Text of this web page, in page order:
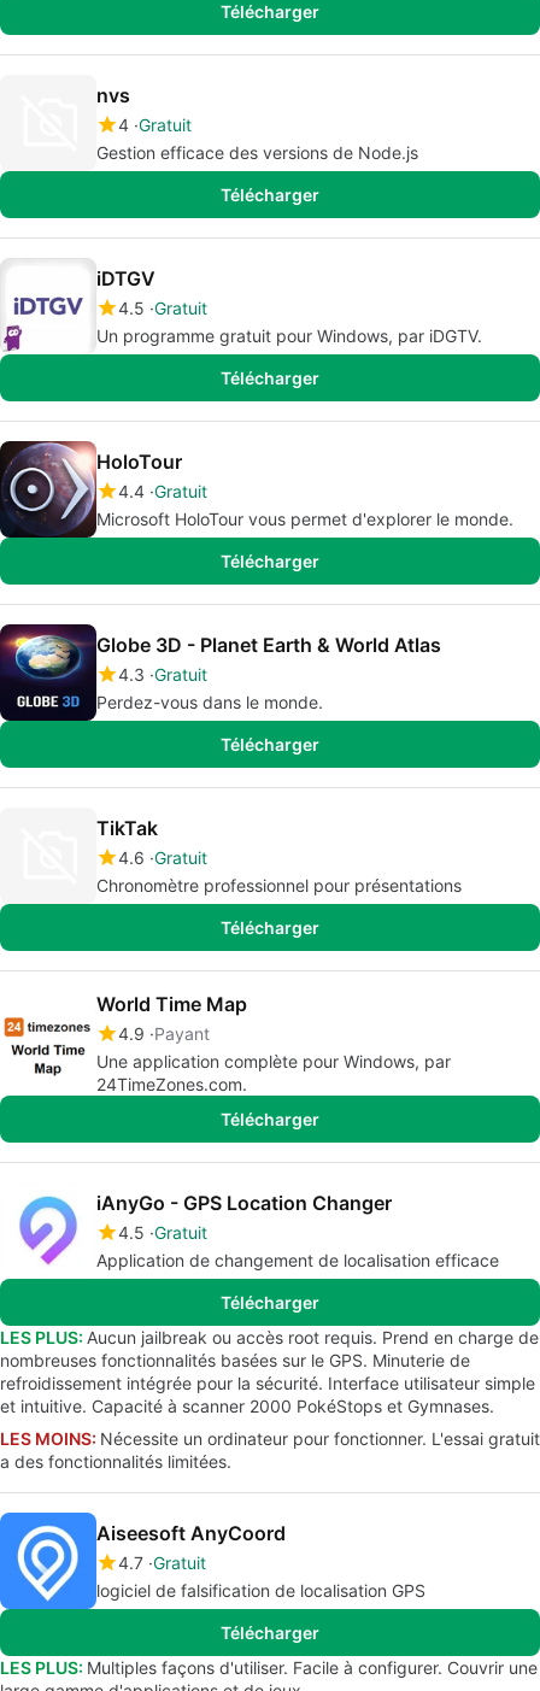
Télécharger
nvs
4 Gratuit
Gestion efficace des versions de Node.js
Télécharger
iDTGV
4.5 Gratuit
Un programme gratuit pour Windows, par iDGTV.
Télécharger
HoloTour
4.4 Gratuit
Microsoft HoloTour vous permet d'explorer le monde.
Télécharger
Globe 3D - Planet Earth & World Atlas
4.3 Gratuit
Perdez-vous dans le monde.
Télécharger
TikTak
4.6 Gratuit
Chronomètre professionnel pour présentations
Télécharger
World Time Map
4.9 Payant
Une application complète pour Windows, par
24TimeZones.com.
Télécharger
iAnyGo - GPS Location Changer
4.5 Gratuit
Application de changement de localisation efficace
Télécharger
LES PLUS: Aucun jailbreak ou accès root requis. Prend en charge de
nombreuses fonctionnalités basées sur le GPS. Minuterie de
refroidissement intégrée pour la sécurité. Interface utilisateur simple
et intuitive. Capacité à scanner 2000 PokéStops et Gymnases.
LES MOINS: Nécessite un ordinateur pour fonctionner. L'essai gratuit
a des fonctionnalités limitées.
Aiseesoft AnyCoord
4.7 Gratuit
logiciel de falsification de localisation GPS
Télécharger
LES PLUS: Multiples façons d'utiliser. Facile à configurer. Couvrir une